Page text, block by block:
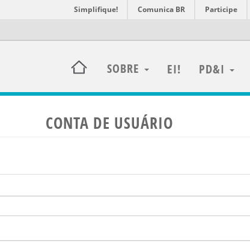
Simplifique! Comunica BR Participe
SOBRE EI! PD&I
CONTA DE USUÁRIO